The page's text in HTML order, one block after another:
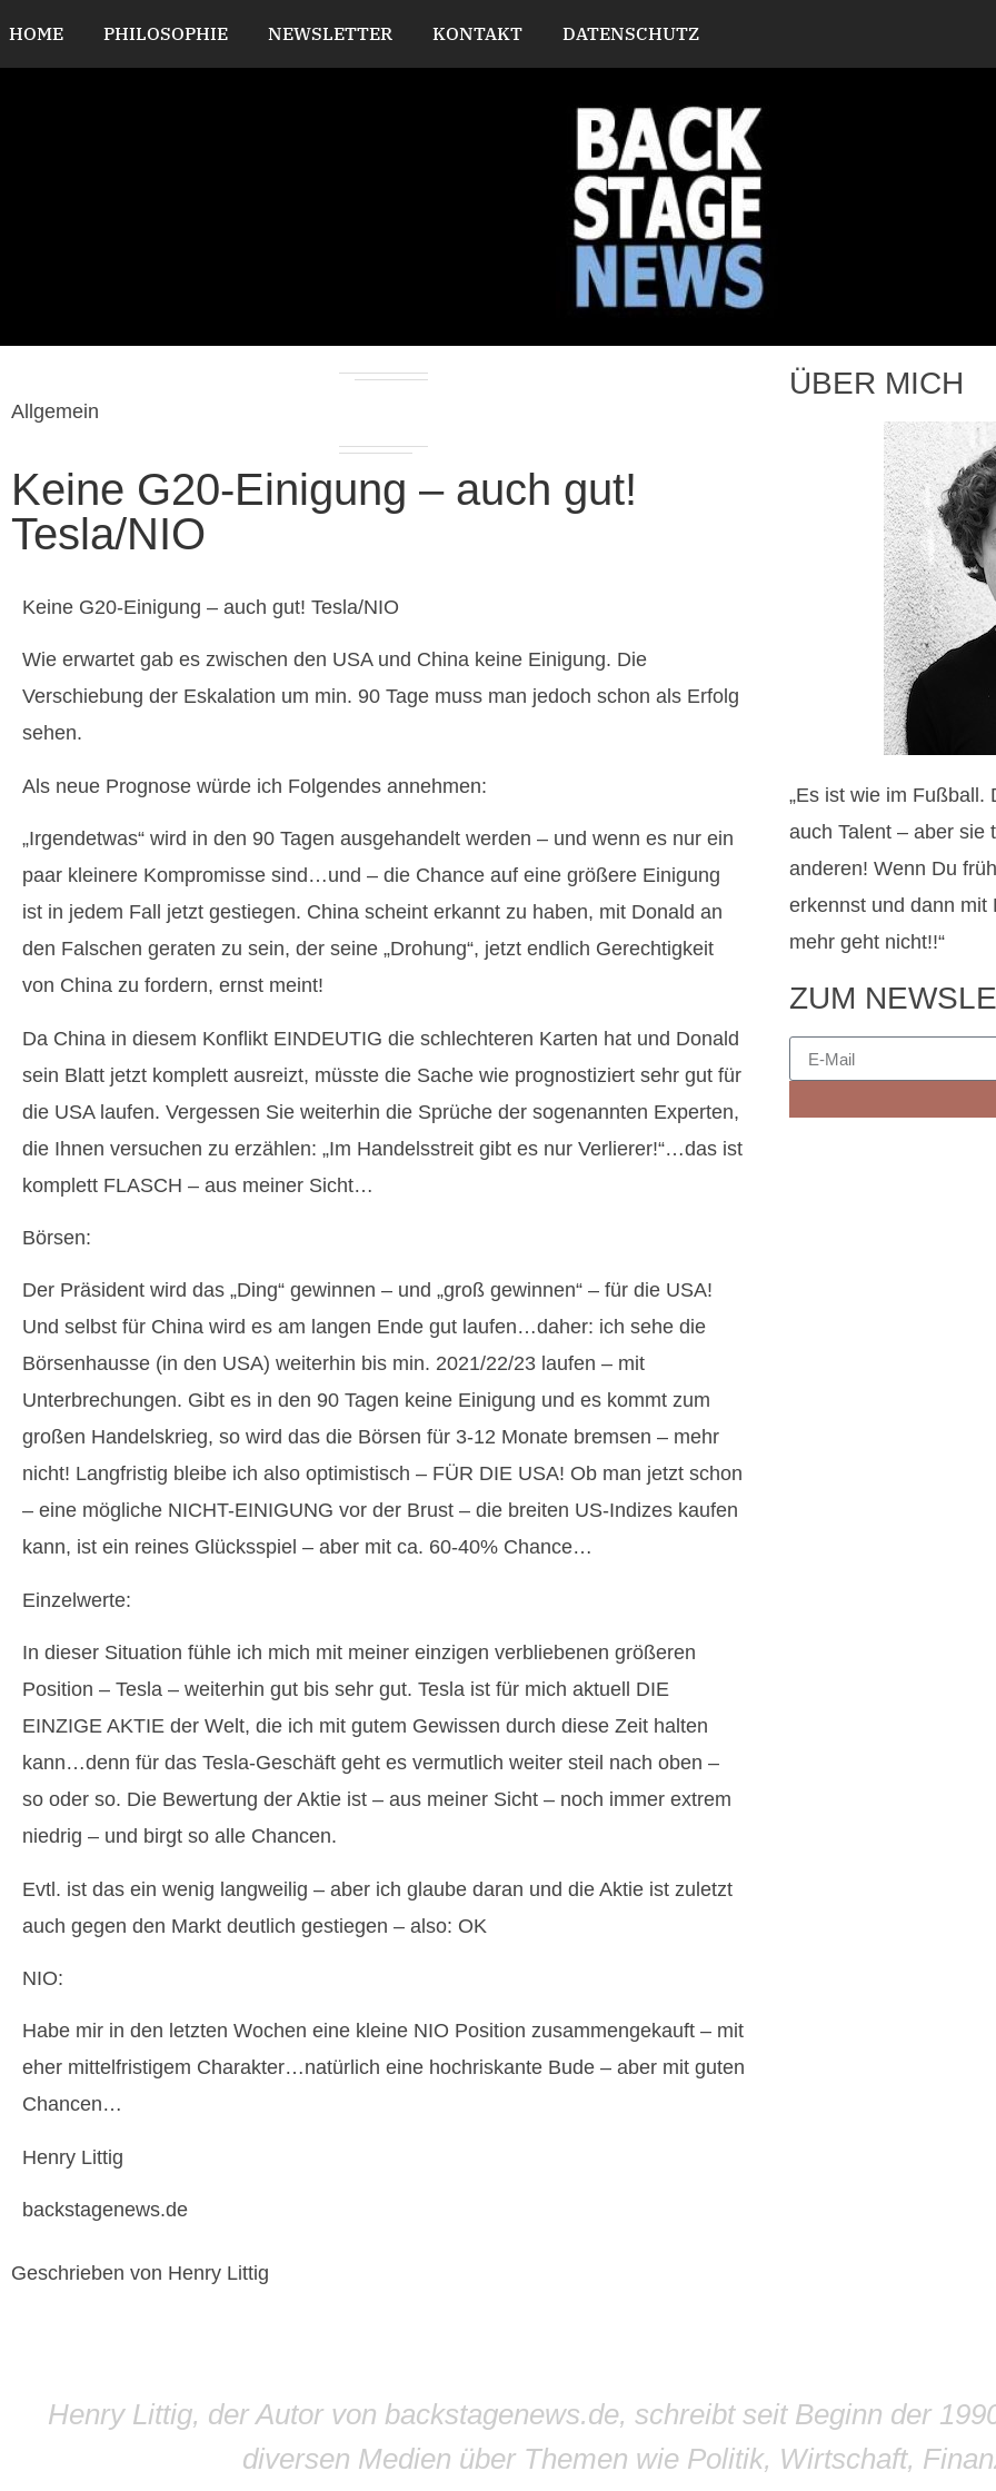
HOME PHILOSOPHIE NEWSLETTER KONTAKT DATENSCHUTZ
Allgemein
Keine G20-Einigung – auch gut!
Tesla/NIO
Keine G20-Einigung – auch gut! Tesla/NIO
Wie erwartet gab es zwischen den USA und China keine Einigung. Die
Verschiebung der Eskalation um min. 90 Tage muss man jedoch schon als Erfolg
sehen.
Als neue Prognose würde ich Folgendes annehmen:
„Irgendetwas“ wird in den 90 Tagen ausgehandelt werden – und wenn es nur ein
paar kleinere Kompromisse sind…und – die Chance auf eine größere Einigung
ist in jedem Fall jetzt gestiegen. China scheint erkannt zu haben, mit Donald an
den Falschen geraten zu sein, der seine „Drohung“, jetzt endlich Gerechtigkeit
von China zu fordern, ernst meint!
Da China in diesem Konflikt EINDEUTIG die schlechteren Karten hat und Donald
sein Blatt jetzt komplett ausreizt, müsste die Sache wie prognostiziert sehr gut für
die USA laufen. Vergessen Sie weiterhin die Sprüche der sogenannten Experten,
die Ihnen versuchen zu erzählen: „Im Handelsstreit gibt es nur Verlierer!“…das ist
komplett FLASCH – aus meiner Sicht…
Börsen:
Der Präsident wird das „Ding“ gewinnen – und „groß gewinnen“ – für die USA!
Und selbst für China wird es am langen Ende gut laufen…daher: ich sehe die
Börsenhausse (in den USA) weiterhin bis min. 2021/22/23 laufen – mit
Unterbrechungen. Gibt es in den 90 Tagen keine Einigung und es kommt zum
großen Handelskrieg, so wird das die Börsen für 3-12 Monate bremsen – mehr
nicht! Langfristig bleibe ich also optimistisch – FÜR DIE USA! Ob man jetzt schon
– eine mögliche NICHT-EINIGUNG vor der Brust – die breiten US-Indizes kaufen
kann, ist ein reines Glücksspiel – aber mit ca. 60-40% Chance…
Einzelwerte:
In dieser Situation fühle ich mich mit meiner einzigen verbliebenen größeren
Position – Tesla – weiterhin gut bis sehr gut. Tesla ist für mich aktuell DIE
EINZIGE AKTIE der Welt, die ich mit gutem Gewissen durch diese Zeit halten
kann…denn für das Tesla-Geschäft geht es vermutlich weiter steil nach oben –
so oder so. Die Bewertung der Aktie ist – aus meiner Sicht – noch immer extrem
niedrig – und birgt so alle Chancen.
Evtl. ist das ein wenig langweilig – aber ich glaube daran und die Aktie ist zuletzt
auch gegen den Markt deutlich gestiegen – also: OK
NIO:
Habe mir in den letzten Wochen eine kleine NIO Position zusammengekauft – mit
eher mittelfristigem Charakter…natürlich eine hochriskante Bude – aber mit guten
Chancen…
Henry Littig
backstagenews.de
Geschrieben von Henry Littig
ÜBER MICH
„Es ist wie im Fußball.
auch Talent – aber sie
anderen! Wenn Du
erkennst und dann
mehr geht nicht!!“
ZUM
Henry Littig, der Autor von backstagenews.de, schreibt seit Beginn der
diversen Medien über Themen wie Politik, Wirtschaft,